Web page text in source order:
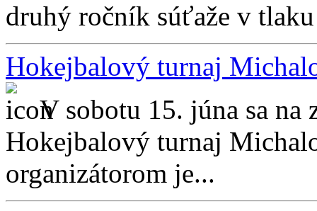
druhý ročník súťaže v
Hokejbalový turnaj
V sobotu 15. júna sa na
Hokejbalový turnaj
organizátorom je...